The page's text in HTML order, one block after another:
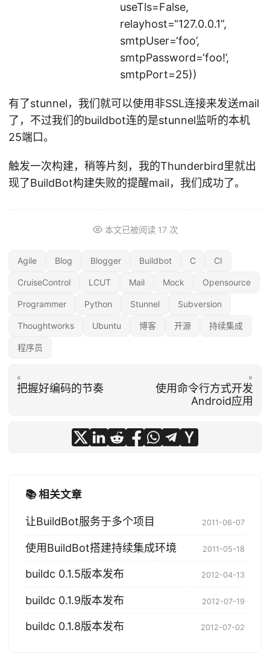
useTls=False,
relayhost=“127.0.0.1”,
smtpUser=‘foo’,
smtpPassword=‘foo!’,
smtpPort=25))
有了stunnel，我们就可以使用非SSL连接来发送mail
了，不过我们的buildbot连的是stunnel监听的本机
25端口。
触发一次构建，稍等片刻，我的Thunderbird里就出
现了BuildBot构建失败的提醒mail，我们成功了。
本文已被阅读 17次
Agile Blog Blogger Buildbot C CI
CruiseControl LCUT Mail Mock Opensource
Programmer Python Stunnel Subversion
Thoughtworks Ubuntu 博客 开源 持续集成
程序员
«
把握好编码的节奏
»
使用命令行方式开发
Android应用
📚 相关文章
让BuildBot服务于多个项目 2011-06-07
使用BuildBot搭建持续集成环境 2011-05-18
buildc 0.1.5版本发布 2012-04-13
buildc 0.1.9版本发布 2012-07-19
buildc 0.1.8版本发布 2012-07-02